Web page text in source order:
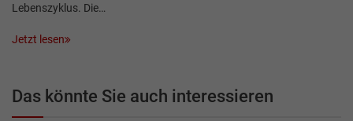
Lebenszyklus. Die…
Jetzt lesen
Das könnte Sie auch interessieren